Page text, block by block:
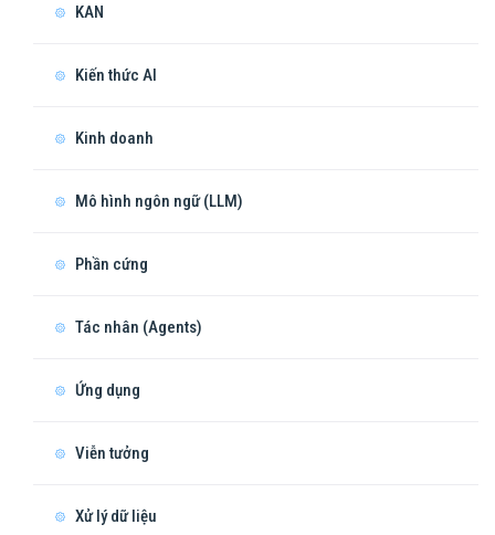
KAN
Kiến thức AI
Kinh doanh
Mô hình ngôn ngữ (LLM)
Phần cứng
Tác nhân (Agents)
Ứng dụng
Viễn tưởng
Xử lý dữ liệu